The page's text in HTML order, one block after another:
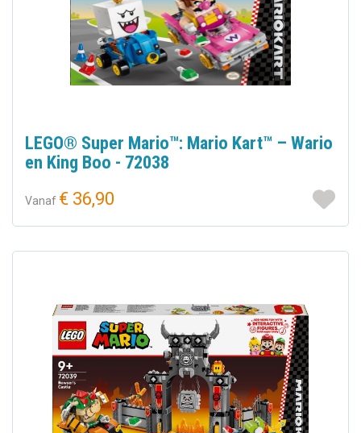
LEGO® Super Mario™: Mario Kart™ – Wario
en King Boo - 72038
Vanaf € 36,90